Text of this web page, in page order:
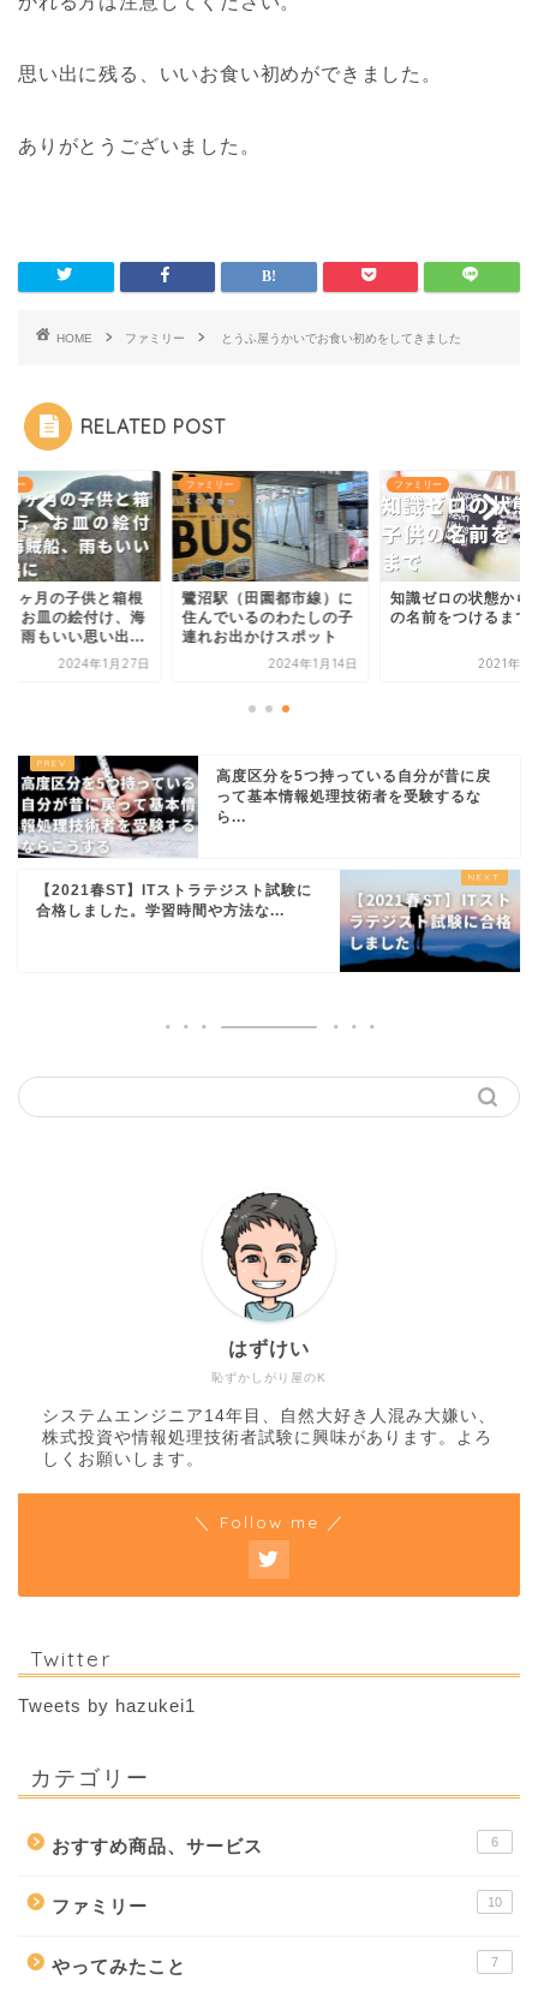
思い出に残る、いいお食い初めができました。
ありがとうございました。
HOME ファミリー とうふ屋うかいでお食い初めをしてきました
RELATED POST
リー
ヶ月の子供と箱根
、お皿の絵付け、海
、雨もいい思い出...
2024年1月27日
ファミリー
鷺沼駅（田園都市線）に
住んでいるのわたしの子
連れお出かけスポット
2024年1月14日
ファミリー
知識ゼロの状態から
の名前をつけるまで
2021年4
高度区分を5つ持っている自分が昔に戻
って基本情報処理技術者を受験するな
ら...
【2021春ST】ITストラテジスト試験に
合格しました。学習時間や方法な...
恥ずかしがり屋のK
はずけい
システムエンジニア14年目、自然大好き人混み大嫌い、
株式投資や情報処理技術者試験に興味があります。よろ
しくお願いします。
＼ Follow me ／
Twitter
Tweets by hazukei1
カテゴリー
おすすめ商品、サービス 6
ファミリー 10
やってみたこと 7